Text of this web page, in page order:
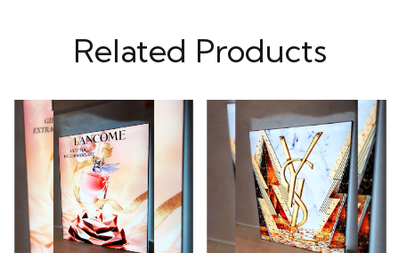
Related Products